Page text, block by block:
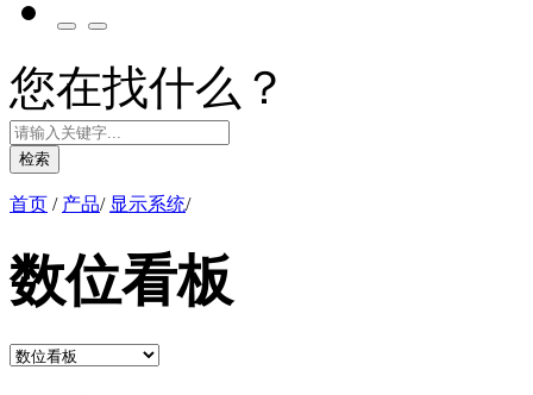
您在找什么？
检索
首页 / 产品/ 显示系统/
数位看板